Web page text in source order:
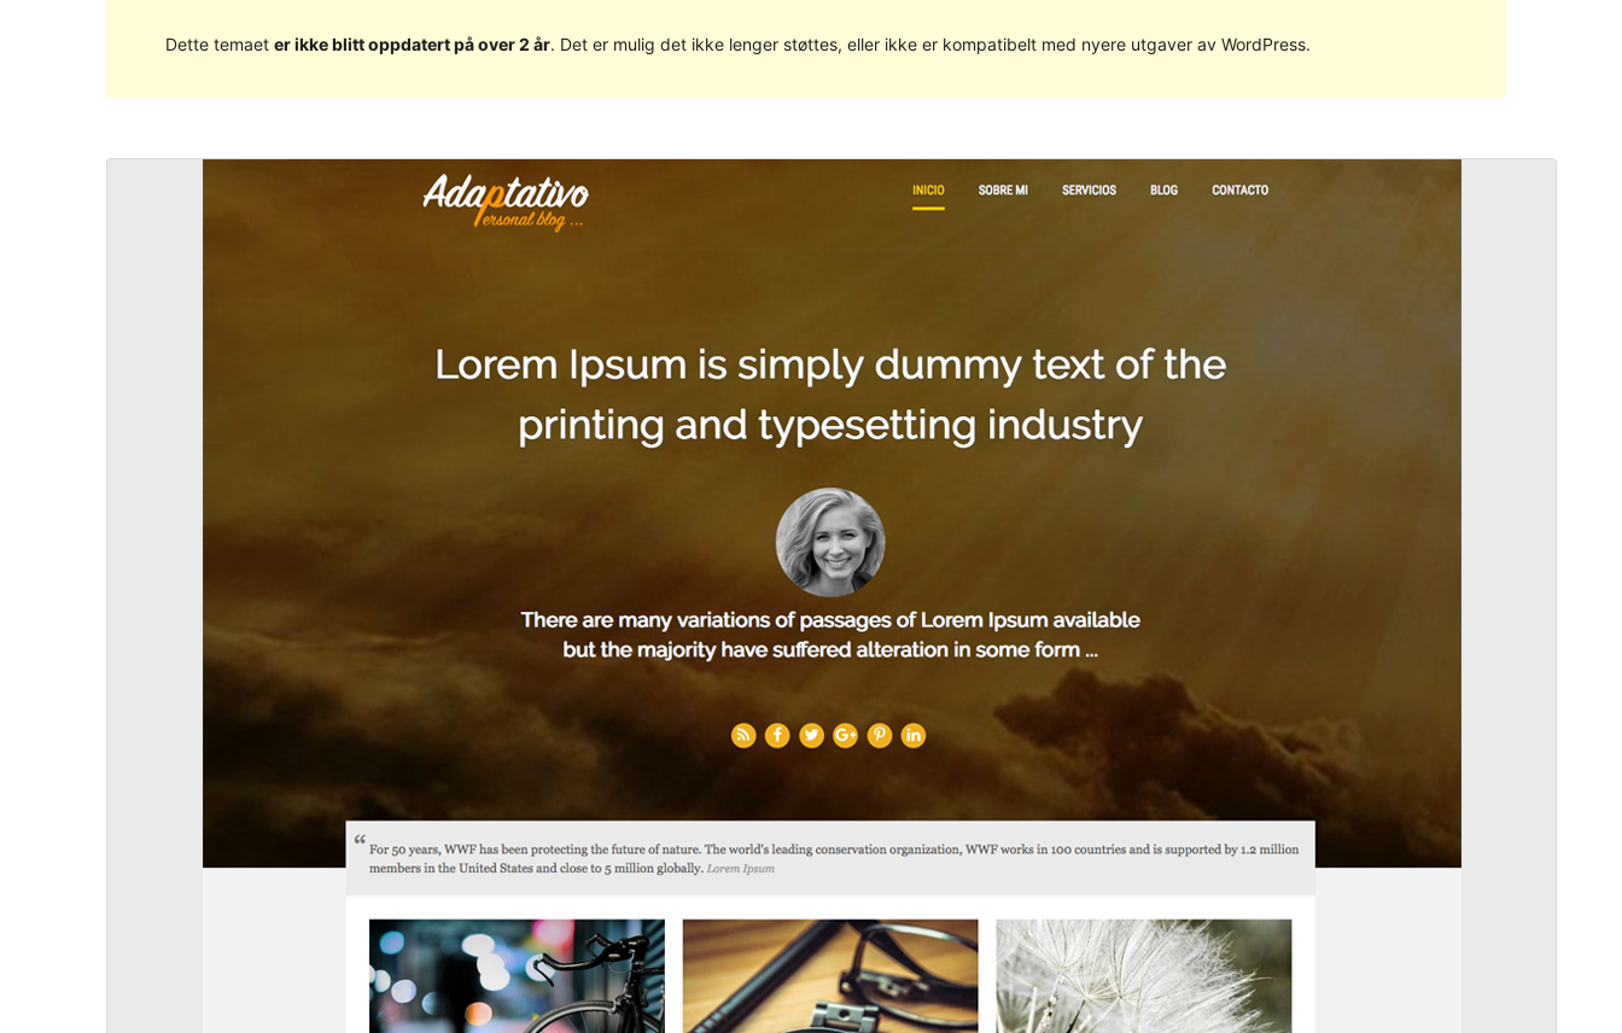
Dette temaet er ikke blitt oppdatert på over 2 år. Det er mulig det ikke lenger støttes, eller ikke er kompatibelt med nyere utgaver av WordPress.